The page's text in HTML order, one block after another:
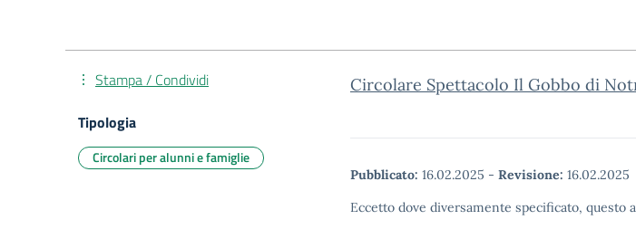
Circolare Spettacolo Il Gobbo di
Pubblicato: 16.02.2025 - Revisione: 16.02.2025
Eccetto dove diversamente specificato,
Stampa / Condividi
Tipologia
Circolari per alunni e famiglie